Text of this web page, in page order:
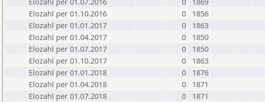
Elozahl per 01.10.2016
0
1856
Elozahl per 01.01.2017
0
1863
Elozahl per 01.04.2017
0
1850
Elozahl per 01.07.2017
0
1850
Elozahl per 01.10.2017
0
1863
Elozahl per 01.01.2018
0
1876
Elozahl per 01.04.2018
0
1871
Elozahl per 01.07.2018
0
1871